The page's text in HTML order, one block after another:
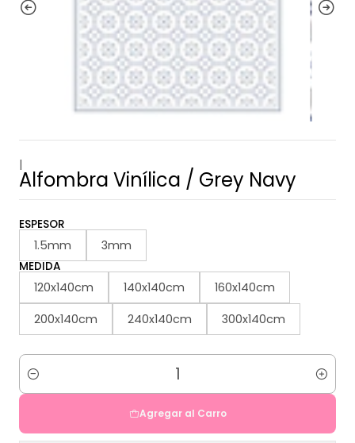
|
Alfombra Vinílica / Grey Navy
ESPESOR
1.5mm 3mm
MEDIDA
120x140cm 140x140cm
160x140cm
200x140cm
240x140cm 300x140cm
Cantidad
Agregar al Carro